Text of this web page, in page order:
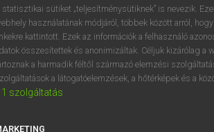
VAN ELŐFIZETÉSED?
megtekintéséhez.
statisztikai sütiket „teljesítménysütiknek” is nevezik.
használatának módjáról, többek között arról,
kattintott. Ezek az információk a felhasználó
összesítettek és anonimizáltak. Céljuk kizárólag a
a harmadik féltől származó elemzési
a látogatóelemzések, a hőtérképek és a
1 szolgáltatás
q w e r t z
a s d f g h j
í y x c v b n